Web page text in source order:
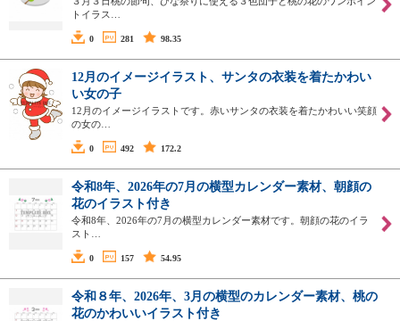
トイラス…
0 281 98.35
12月のイメージイラスト、サンタの衣装を着たかわい
い女の子
12月のイメージイラストです。赤いサンタの衣装を着たかわいい笑顔
の女の…
0 492 172.2
令和8年、2026年の7月の横型カレンダー素材、朝顔の
花のイラスト付き
令和8年、2026年の7月の横型カレンダー素材です。朝顔の花のイラ
スト…
0 157 54.95
令和８年、2026年、3月の横型のカレンダー素材、桃の
花のかわいいイラスト付き